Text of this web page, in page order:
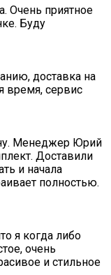
Очень приятное
Буду
доставка на
время, сервис
Менеджер Юрий
Доставили
и начала
полностью.
я когда либо
очень
и стильное